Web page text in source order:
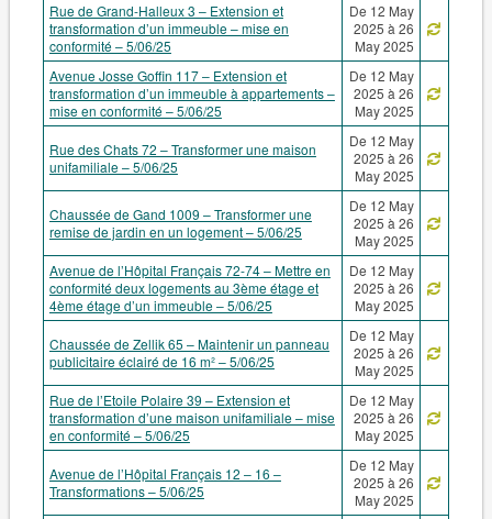
Rue de Grand-Halleux 3 – Extension et
transformation d’un immeuble – mise en
conformité – 5/06/25
De 12 May
2025 à 26
May 2025
Avenue Josse Goffin 117 – Extension et
transformation d’un immeuble à appartements –
mise en conformité – 5/06/25
De 12 May
2025 à 26
May 2025
Rue des Chats 72 – Transformer une maison
unifamiliale – 5/06/25
De 12 May
2025 à 26
May 2025
Chaussée de Gand 1009 – Transformer une
remise de jardin en un logement – 5/06/25
De 12 May
2025 à 26
May 2025
Avenue de l’Hôpital Français 72-74 – Mettre en
conformité deux logements au 3ème étage et
4ème étage d’un immeuble – 5/06/25
De 12 May
2025 à 26
May 2025
Chaussée de Zellik 65 – Maintenir un panneau
publicitaire éclairé de 16 m² – 5/06/25
De 12 May
2025 à 26
May 2025
Rue de l’Etoile Polaire 39 – Extension et
transformation d’une maison unifamiliale – mise
en conformité – 5/06/25
De 12 May
2025 à 26
May 2025
Avenue de l’Hôpital Français 12 – 16 –
Transformations – 5/06/25
De 12 May
2025 à 26
May 2025